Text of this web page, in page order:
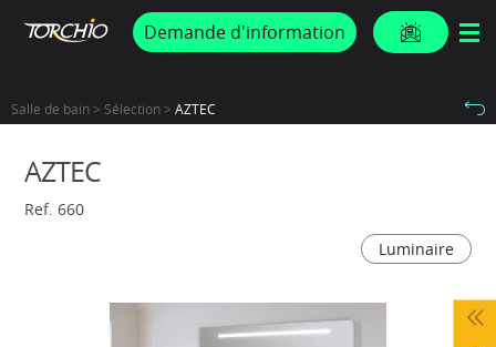
PROMOS & ACTUSDemande d'information
Salle de bain > Sélection > AZTEC
AZTEC
Ref. 660
Luminaire